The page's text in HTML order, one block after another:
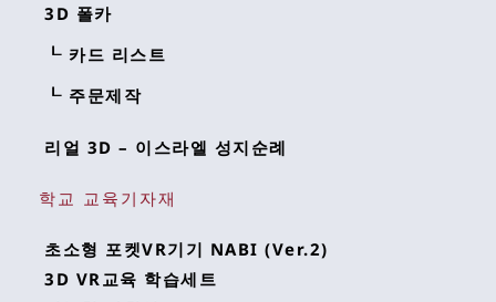
3D 폴카
┖ 카드 리스트
┖ 주문제작
리얼 3D – 이스라엘 성지순례
학교 교육기자재
초소형 포켓VR기기 NABI (Ver.2)
3D VR교육 학습세트